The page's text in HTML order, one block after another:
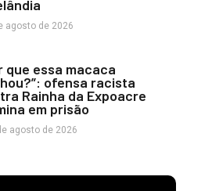
agosto de 2026
que essa macaca
ofensa racista
Rainha da Expoacre
em prisão
agosto de 2026